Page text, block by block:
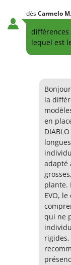
dèsCarmelo M.
lequel est
la
en
adapté
plante.
EVO,
qui ne